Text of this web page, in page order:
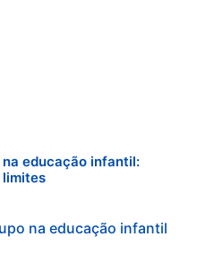
educação infantil:
limites